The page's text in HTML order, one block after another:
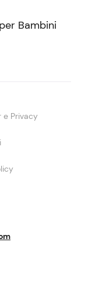
Bambini
e Privacy